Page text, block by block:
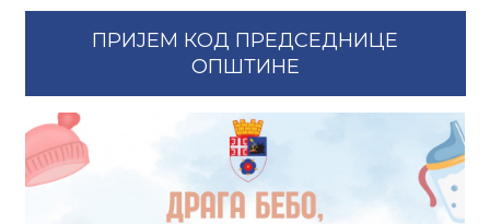
ПРИЈЕМ КОД ПРЕДСЕДНИЦЕ
ОПШТИНЕ